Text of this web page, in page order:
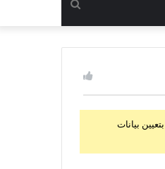
بحث
عن
بيانات